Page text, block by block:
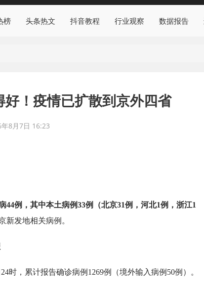
榜 头条热文 抖音教程 行业观察 数据报告
！疫情已扩散到京外四省
8月7日 16:23
44例，其中本土病例33例（北京31例，河北1例，浙江1
新发地相关病例。
时，累计报告确诊病例1269例（境外输入病例50例）。